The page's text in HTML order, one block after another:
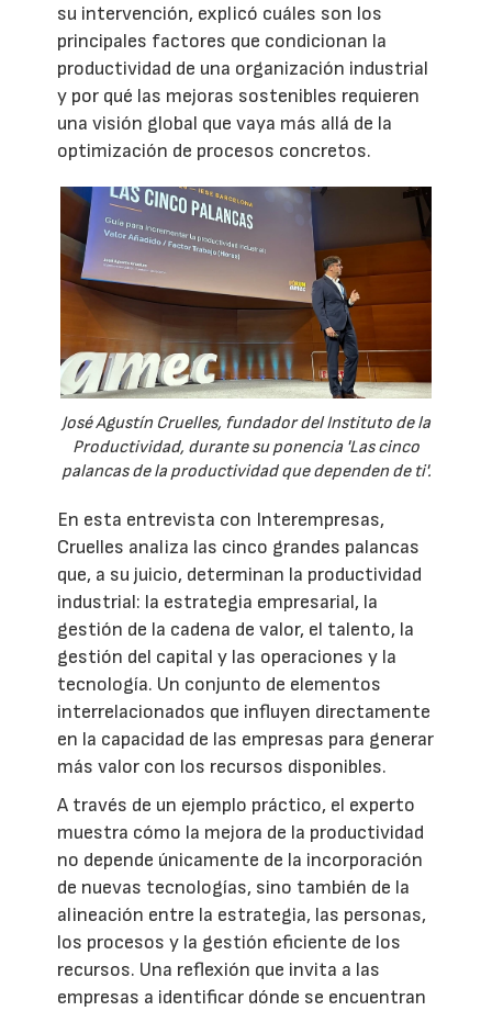
su intervención, explicó cuáles son los
principales factores que condicionan la
productividad de una organización industrial
y por qué las mejoras sostenibles requieren
una visión global que vaya más allá de la
optimización de procesos concretos.
José Agustín Cruelles, fundador del Instituto de la
Productividad, durante su ponencia 'Las cinco
palancas de la productividad que dependen de ti'.
En esta entrevista con Interempresas,
Cruelles analiza las cinco grandes palancas
que, a su juicio, determinan la productividad
industrial: la estrategia empresarial, la
gestión de la cadena de valor, el talento, la
gestión del capital y las operaciones y la
tecnología. Un conjunto de elementos
interrelacionados que influyen directamente
en la capacidad de las empresas para generar
más valor con los recursos disponibles.
A través de un ejemplo práctico, el experto
muestra cómo la mejora de la productividad
no depende únicamente de la incorporación
de nuevas tecnologías, sino también de la
alineación entre la estrategia, las personas,
los procesos y la gestión eficiente de los
recursos. Una reflexión que invita a las
empresas a identificar dónde se encuentran